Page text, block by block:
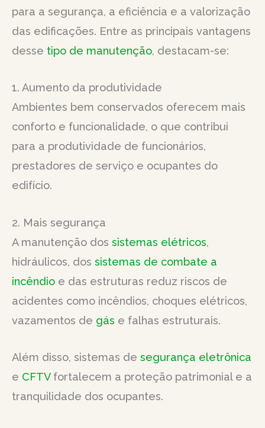
para a segurança, a eficiência e a valorização
das edificações. Entre as principais vantagens
desse tipo de manutenção, destacam-se:
1. Aumento da produtividade
Ambientes bem conservados oferecem mais
conforto e funcionalidade, o que contribui
para a produtividade de funcionários,
prestadores de serviço e ocupantes do
edifício.
2. Mais segurança
A manutenção dos sistemas elétricos,
hidráulicos, dos sistemas de combate a
incêndio e das estruturas reduz riscos de
acidentes como incêndios, choques elétricos,
vazamentos de gás e falhas estruturais.
Além disso, sistemas de segurança eletrônica
e CFTVfortalecem a proteção patrimonial e a
tranquilidade dos ocupantes.